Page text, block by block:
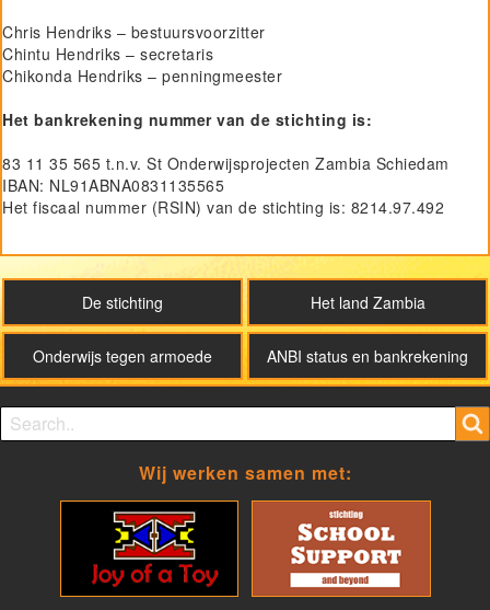
Chris Hendriks – bestuursvoorzitter
Chintu Hendriks – secretaris
Chikonda Hendriks – penningmeester
Het bankrekening nummer van de stichting is:
83 11 35 565 t.n.v. St Onderwijsprojecten Zambia Schiedam
IBAN: NL91ABNA0831135565
Het fiscaal nummer (RSIN) van de stichting is: 8214.97.492
SOZ De stichting Het land Zambia
Onderwijs tegen armoede ANBI status en bankrekening
Search form
Search
Wij werken samen met: